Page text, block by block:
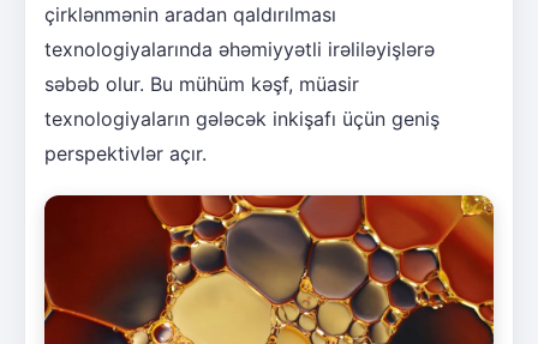
çirklənmənin aradan qaldırılması
texnologiyalarında əhəmiyyətli irəliləyişlərə
səbəb olur. Bu mühüm kəşf, müasir
texnologiyaların gələcək inkişafı üçün geniş
perspektivlər açır.